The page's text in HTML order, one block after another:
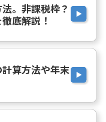
。非課税枠？
底解説！
算方法や年末